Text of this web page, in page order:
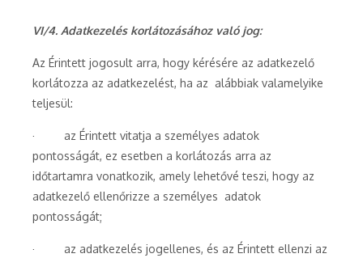
VI/4. Adatkezelés korlátozásához való jog:
Az Érintett jogosult arra, hogy kérésére az adatkezelő
korlátozza az adatkezelést, ha az alábbiak valamelyike
teljesül:
· az Érintett vitatja a személyes adatok
pontosságát, ez esetben a korlátozás arra az
időtartamra vonatkozik, amely lehetővé teszi, hogy az
adatkezelő ellenőrizze a személyes adatok
pontosságát;
· az adatkezelés jogellenes, és az Érintett ellenzi az